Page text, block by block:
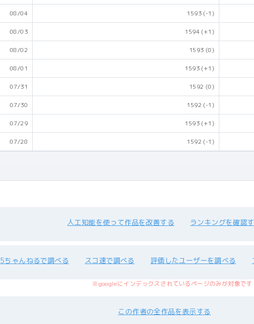
08/04 1593 (-1)
08/03 1594 (+1)
08/02 1593 (0)
08/01 1593 (+1)
07/31 1592 (0)
07/30 1592 (-1)
07/29 1593 (+1)
07/28 1592 (-1)
人工知能を使って作品を改善する ランキングを確認
5ちゃんねるで調べる スコ速で調べる 評価したユーザーを調べる
※googleにインデックスされているページのみが対象です
この作者の全作品を表示する